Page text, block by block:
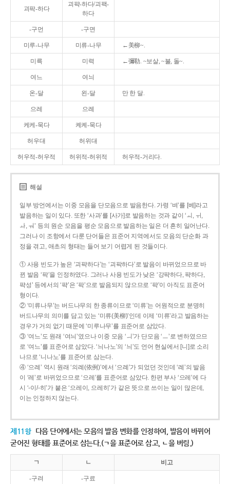
괴팍-하다
괴퍅-하다/괴팩-
하다
-구먼 -구면
미루-나무 미류-나무 ←美柳~.
미륵 미력 ←彌勒. ~보살, ~불, 돌~.
여느 여늬
온-달 왼-달 만 한 달.
으레 으례
케케-묵다 켸켸-묵다
허우대 허위대
허우적-허우적 허위적-허위적 허우적-거리다.
해설
일부 방언에서는 이중 모음을 단모음으로 발음한다. 가령 ‘벼’를 [베]라고
발음하는 일이 있다. 또한 ‘사과’를 [사가]로 발음하는 것과 같이 ‘ㅚ, ㅟ,
ㅘ, ㅝ’ 등의 원순 모음을 평순 모음으로 발음하는 일은 더 흔히 일어난다.
그러나 이 조항에서 다룬 단어들은 표준어 지역에서도 모음의 단순화 과
정을 겪고, 애초의 형태는 들어 보기 어렵게 된 것들이다.
① 사용 빈도가 높은 ‘괴퍅하다’는 ‘괴팍하다’로 발음이 바뀌었으므로 바
뀐 발음 ‘팍’을 인정하였다. 그러나 사용 빈도가 낮은 ‘강퍅하다, 퍅하다,
퍅성’ 등에서의 ‘퍅’은 ‘팍’으로 발음되지 않으므로 ‘퍅’이 아직도 표준어
형이다.
② ‘미류나무’는 버드나무의 한 종류이므로 ‘미류’는 어원적으로 분명히
버드나무의 의미를 담고 있는 ‘미류(美柳)’인데 이제 ‘미류’라고 발음하는
경우가 거의 없기 때문에 ‘미루나무’를 표준어로 삼았다.
③ ‘여느’도 원래 ‘여늬’였으나 이중 모음 ‘ㅢ’가 단모음 ‘ㅡ’로 변하였으므
로 ‘여느’를 표준어로 삼았다. ‘늬나노’의 ‘늬’도 언어 현실에서 [니]로 소리
나므로 ‘니나노’를 표준어로 삼는다.
④ ‘으례’ 역시 원래 ‘의례(依例)’에서 ‘으례’가 되었던 것인데 ‘례’의 발음
이 ‘레’로 바뀌었으므로 ‘으레’를 표준어로 삼았다. 한편 부사 ‘으레’에 다
시 ‘-이/-히’가 붙은 ‘으레이, 으레히’가 같은 뜻으로 쓰이는 일이 많은데,
이는 인정하지 않는다.
제11항 다음 단어에서는 모음의 발음 변화를 인정하여, 발음이 바뀌어
굳어진 형태를 표준어로 삼는다.(ㄱ을 표준어로 삼고, ㄴ을 버림.)
ㄱ ㄴ 비고
-구려 -구료